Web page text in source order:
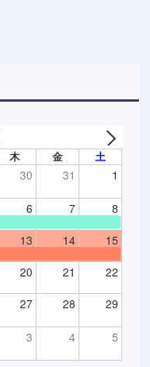
木 金 土
30 31 1
6 7 8
13 14 15
20 21 22
27 28 29
3 4 5